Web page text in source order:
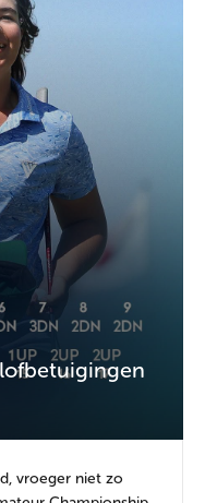
vroeger niet zo